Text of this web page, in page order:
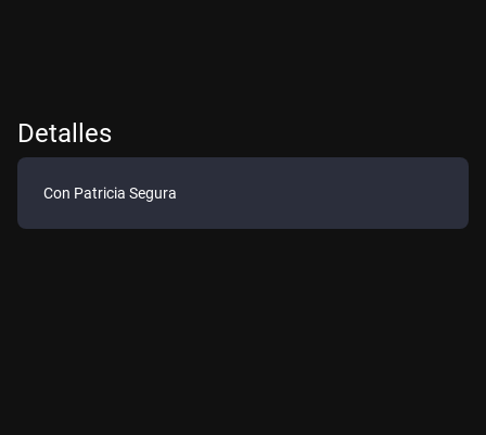
Detalles
Con Patricia Segura